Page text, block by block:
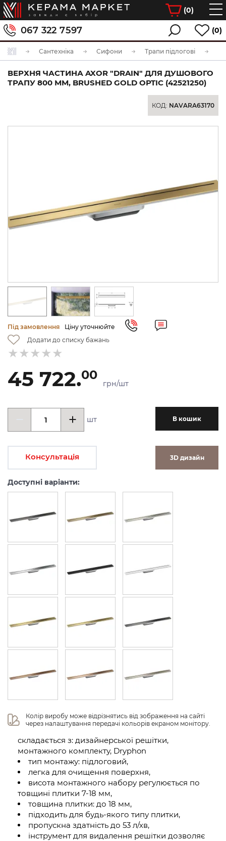
(0)
067 322 7597 (0)
Сантехніка Сифони Трапи підлогові
ВЕРХНЯ ЧАСТИНА AXOR "DRAIN" ДЛЯ ДУШОВОГО
ТРАПУ 800 ММ, BRUSHED GOLD OPTIC (42521250)
КОД: NAVARA63170
Під замовлення
Ціну уточнюйте
Додати до списку бажань
45 722.00
грн/шт
шт В кошик
Консультація 3D дизайн
Доступні варіанти:
Колір виробу може відрізнятись від зображення на сайті
через налаштування передачі кольорів екраном монітору.
складається з: дизайнерської решітки,
монтажного комплекту, Dryphon
тип монтажу: підлоговий,
легка для очищення поверхня,
висота монтажного набору регулюється по
товщині плитки 7-18 мм,
товщина плитки: до 18 мм,
підходить для будь-якого типу плитки,
пропускна здатність до 53 л/хв,
інструмент для видалення решітки дозволяє